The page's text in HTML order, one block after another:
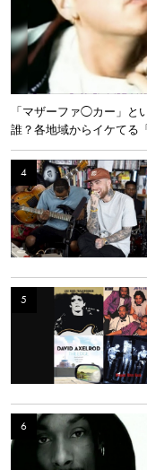
「マザーファ◯カー」と
誰？各地域からイケてる